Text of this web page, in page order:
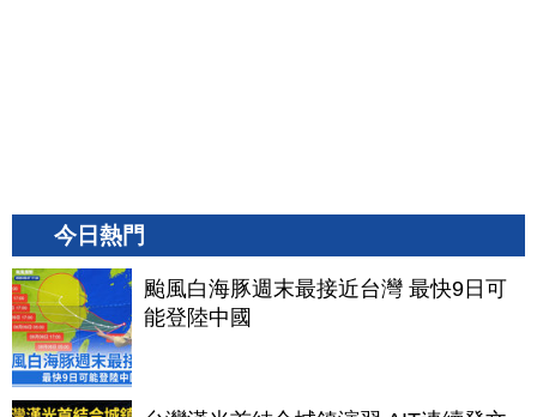
今日熱門
颱風白海豚週末最接近台灣 最快9日可
能登陸中國